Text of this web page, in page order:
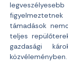
támadások
teljes
gazdasági
közvéleményben.